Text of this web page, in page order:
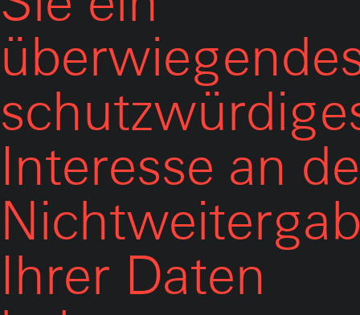
Interesse an
Ihrer Daten